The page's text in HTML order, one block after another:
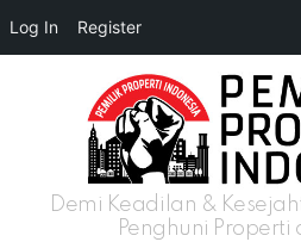
Demi Keadilan &
Penghuni Properti
Log In Register